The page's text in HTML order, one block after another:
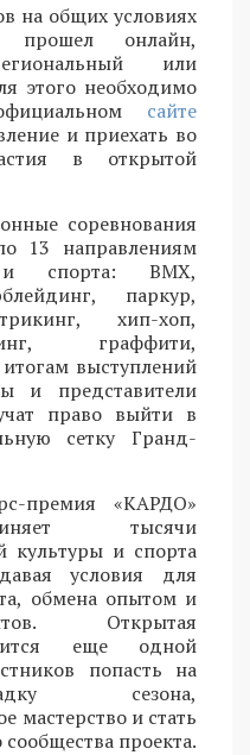
на общих условиях
онлайн,
или
этого необходимо
сайте
и приехать во
в открытой
соревнования
13 направлениям
спорта: BMX,
паркур,
хип-хоп,
граффити,
выступлений
и представители
право выйти в
сетку Гранд-
премия «КАРДО»
тысячи
культуры и спорта
условия для
обмена опытом и
Открытая
еще одной
попасть на
сезона,
мастерство и стать
проекта.